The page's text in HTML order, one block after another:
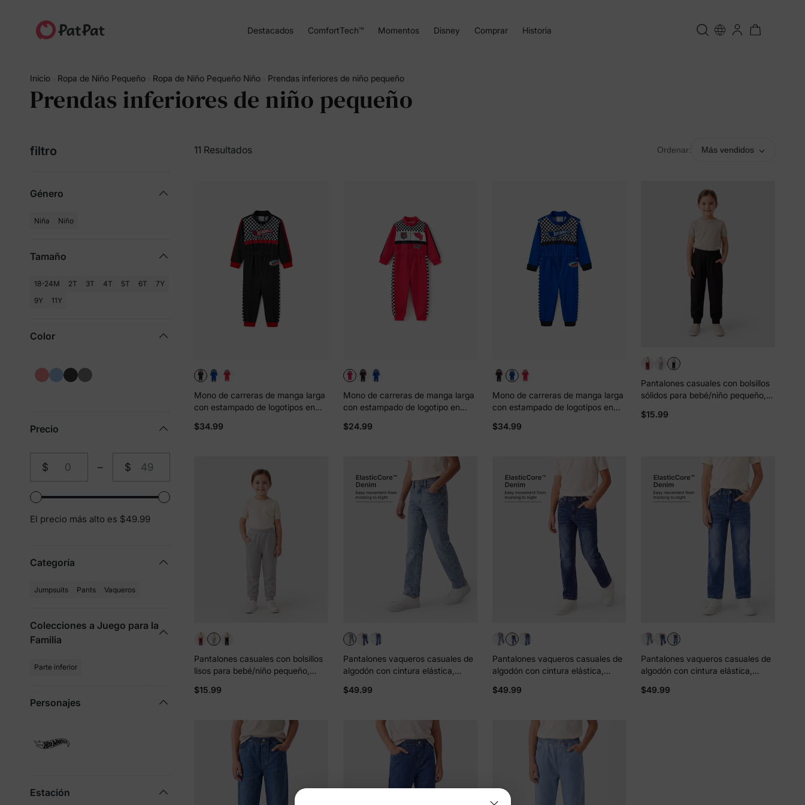
Destacados ComfortTech™ Momentos Disney Comprar Historia
Inicio Ropa de Niño Pequeño Ropa de Niño Pequeño Niño Prendas inferiores de niño pequeño
Prendas inferiores de niño pequeño
11 Resultados Ordenar: Más vendidos
filtro
Género
Niña Niño
Tamaño
18-24M 2T 3T 4T 5T 6T
7Y
9Y
11Y
Color
Precio
$
de
– $
a
El precio más alto es $49.99
Categoría
Jumpsuits Pants Vaqueros
Colecciones a Juego para la
Familia
Parte inferior
Personajes
Estación
Mono de carreras de manga larga
con estampado de logotipos en
pequeño de Hot Wheels, color
$34.99
Mono de carreras de manga larga
con estampado de logotipo en
pequeño de Hot Wheels, 1 pieza
$24.99
Mono de carreras de manga larga
con estampado de logotipos en
pequeño de Hot Wheels, azul
$34.99
Pantalones casuales con bolsillos
sólidos para bebé/niño pequeño,
$15.99
Pantalones casuales con bolsillos
lisos para bebé/niño pequeño,
$15.99
Pantalones vaqueros casuales de
algodón con cintura elástica,
color liso, con bolsillos, color azul
$49.99
Pantalones vaqueros casuales de
algodón con cintura elástica,
color liso, con bolsillos, color azul
$49.99
Pantalones vaqueros casuales de
algodón con cintura elástica,
color liso, con bolsillos, color azul
$49.99